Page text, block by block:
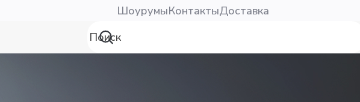
ШоурумыКонтактыДоставка